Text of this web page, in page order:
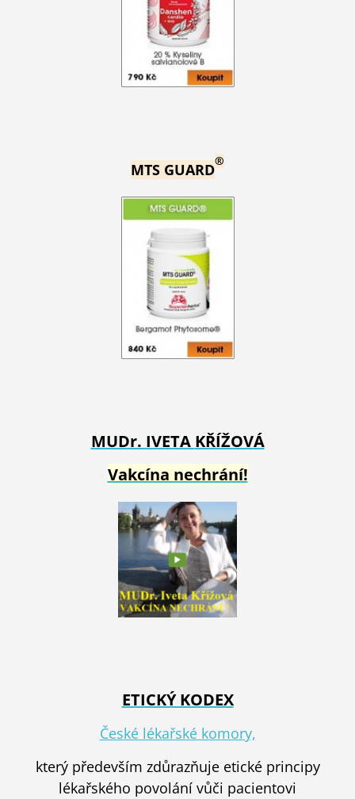
MTS GUARD®
MUDr. IVETA KŘÍŽOVÁ
Vakcína nechrání!
ETICKÝ KODEX
České lékařské komory,
který především zdůrazňuje etické principy
lékařského povolání vůči pacientovi